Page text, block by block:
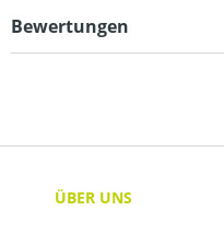
Bewertungen
ÜBER UNS